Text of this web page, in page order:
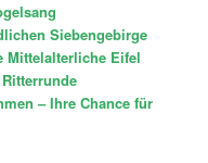
Siebengebirge
Mittelalterliche Eifel
– Ihre Chance für